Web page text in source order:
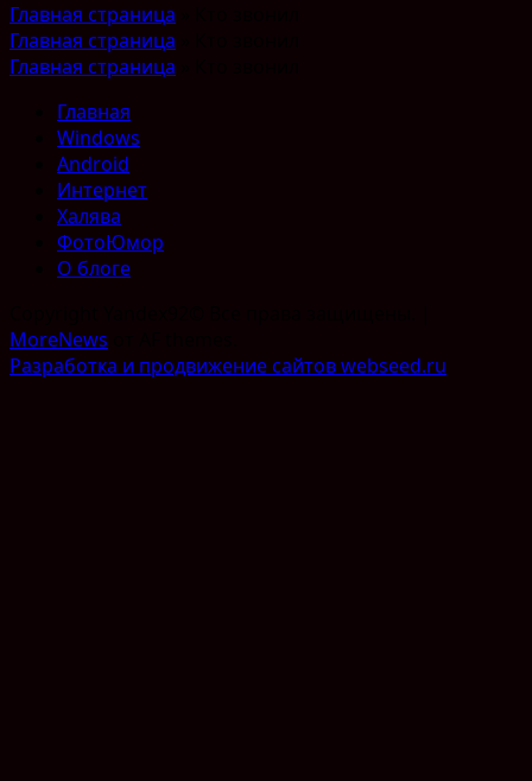
Главная страница
Главная страница
Главная страница
Главная
Windows
Android
Интернет
Халява
ФотоЮмор
О блоге
MoreNews
Разработка и продвижение сайтов webseed.ru